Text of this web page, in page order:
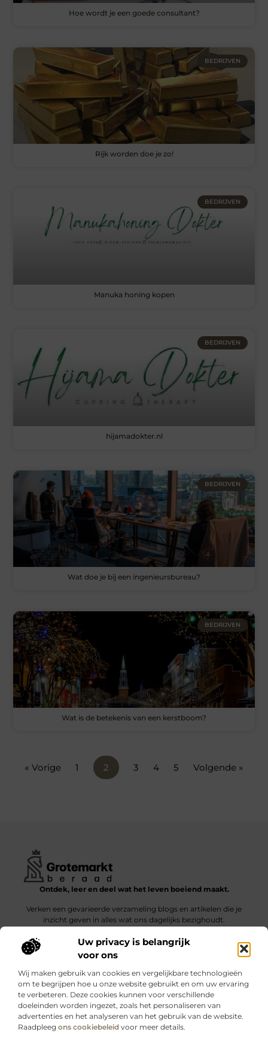
Uw privacy is belangrijk
voor ons
Wij maken gebruik van cookies en vergelijkbare technologieën
om te begrijpen hoe u onze website gebruikt en om uw ervaring
te verbeteren. Deze cookies kunnen voor verschillende
doeleinden worden ingezet, zoals het personaliseren van
advertenties en het analyseren van het gebruik van de website.
Raadpleeg ons cookiebeleid voor meer details.
Hoe wordt je een goede consultant?
BEDRIJVEN
Rijk worden doe je zo!
BEDRIJVEN
Manuka honing kopen
BEDRIJVEN
hijamadokter.nl
BEDRIJVEN
Wat doe je bij een ingenieursbureau?
BEDRIJVEN
Wat is de betekenis van een kerstboom?
« Vorige 1 2 3 4 5 Volgende »
Ontdek, leer en deel wat het leven boeiend maakt.
Verken een gevarieerde verzameling blogs en artikelen die je
inzicht geven in alles wat ons dagelijks bezighoudt.
Bericht categorie
Onze informatie